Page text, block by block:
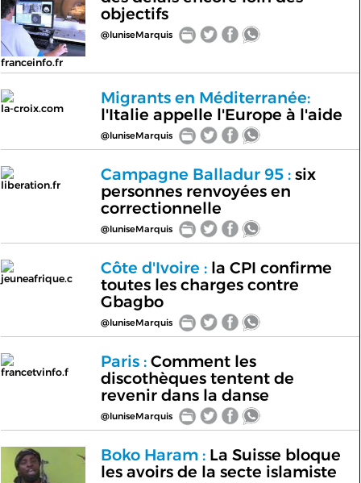
franceinfo.fr
objectifs
@luniseMarquis
la-croix.com
Migrants en Méditerranée:
l'Italie appelle l'Europe à l'aide
@luniseMarquis
liberation.fr
Campagne Balladur 95 :six
personnes renvoyées en
correctionnelle
@luniseMarquis
jeuneafrique.c
Côte d'Ivoire :la CPI confirme
toutes les charges contre
Gbagbo
@luniseMarquis
francetvinfo.f
Paris :Comment les
discothèques tentent de
revenir dans la danse
@luniseMarquis
Boko Haram :La Suisse bloque
les avoirs de la secte islamiste